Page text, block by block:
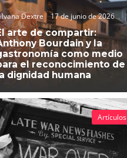
Dextre 17 de junio de 2026
arte de compartir:
Bourdain y la
como medio
el reconocimiento de
la dignidad humana
Artículos